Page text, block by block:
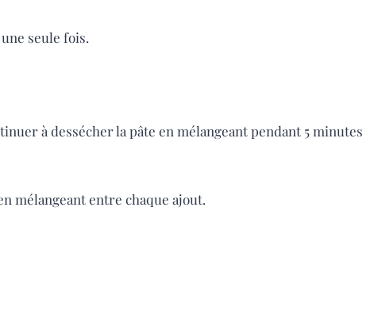
seule fois.
à dessécher la pâte en mélangeant pendant 5 minutes
mélangeant entre chaque ajout.